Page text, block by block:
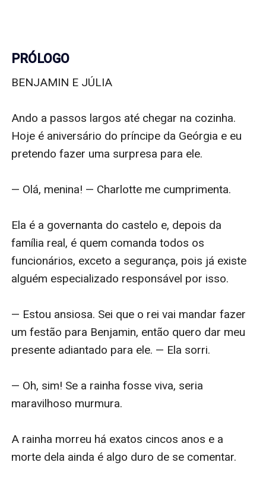
PRÓLOGO
BENJAMIN E JÚLIA
Ando a passos largos até chegar na cozinha.
Hoje é aniversário do príncipe da Geórgia e eu
pretendo fazer uma surpresa para ele.
— Olá, menina! — Charlotte me cumprimenta.
Ela é a governanta do castelo e, depois da
família real, é quem comanda todos os
funcionários, exceto a segurança, pois já existe
alguém especializado responsável por isso.
— Estou ansiosa. Sei que o rei vai mandar fazer
um festão para Benjamin, então quero dar meu
presente adiantado para ele. — Ela sorri.
— Oh, sim! Se a rainha fosse viva, seria
maravilhoso murmura.
A rainha morreu há exatos cincos anos e a
morte dela ainda é algo duro de se comentar.